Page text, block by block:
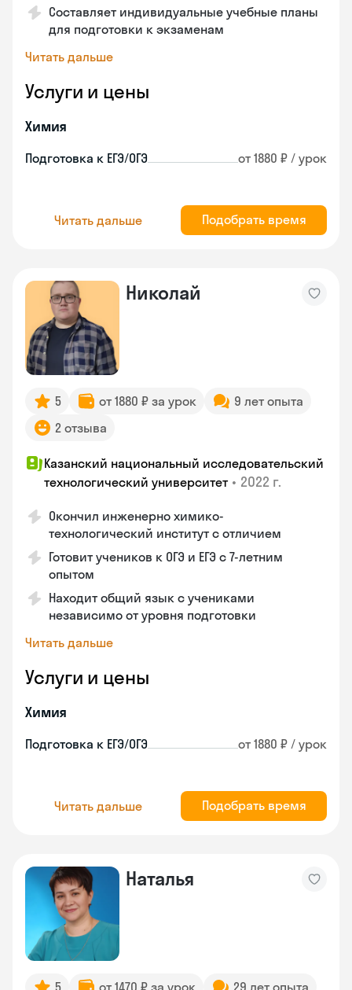
Составляет индивидуальные учебные планы
для подготовки к экзаменам
Читать дальше
Услуги и цены
Химия
Подготовка к ЕГЭ/ОГЭ от 1880 ₽ / урок
Читать дальше Подобрать время
Николай
5 от 1880 ₽ за урок
9 лет опыта
2 отзыва
Казанский национальный исследовательский
технологический университет • 2022 г.
Окончил инженерно химико-
технологический институт с отличием
Готовит учеников к ОГЭ и ЕГЭ с 7-летним
опытом
Находит общий язык с учениками
независимо от уровня подготовки
Читать дальше
Услуги и цены
Химия
Подготовка к ЕГЭ/ОГЭ от 1880 ₽ / урок
Читать дальше Подобрать время
Наталья
5 от 1470 ₽ за урок 29 лет опыта